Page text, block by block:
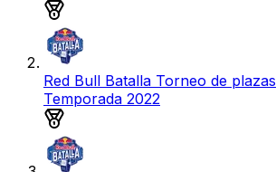
Red Bull Batalla Torneo de plazas
Temporada 2022